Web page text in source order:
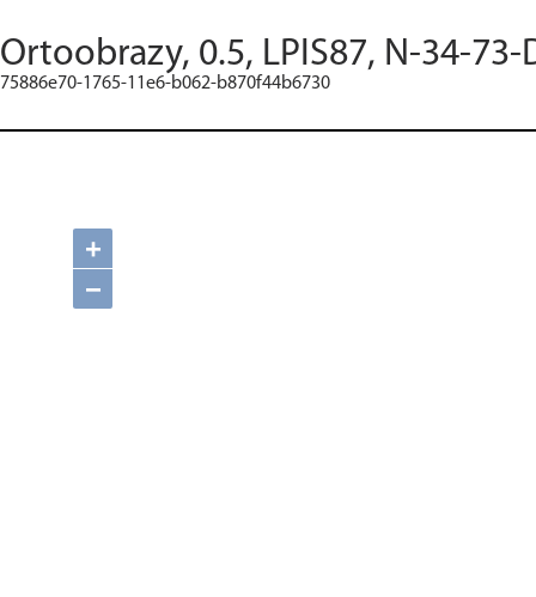
Ortoobrazy, 0.5, LPIS87, N-34-73-
75886e70-1765-11e6-b062-b870f44b6730
+
−